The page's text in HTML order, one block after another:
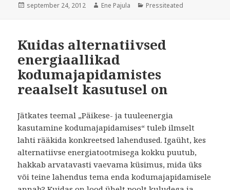
Postitatud
september 24, 2012 Autor
Ene Pajula Rubriigid
Pressiteated
Kuidas alternatiivsed
energiaallikad
kodumajapidamistes
reaalselt kasutusel on
Jätkates teemal „Päikese- ja tuuleenergia
kasutamine kodumajapidamises“ tuleb ilmselt
lahti rääkida konkreetsed lahendused. Igaüht, kes
alternatiivse energiatootmisega kokku puutub,
hakkab arvatavasti vaevama küsimus, mida üks
või teine lahendus tema enda kodumajapidamisele